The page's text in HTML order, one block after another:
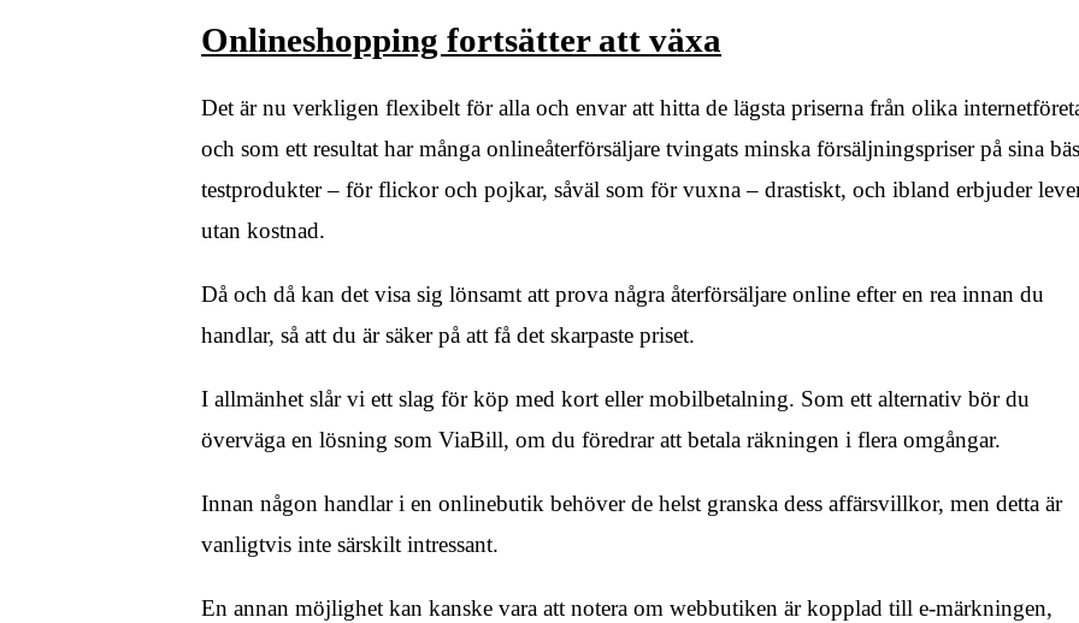
Onlineshopping fortsätter att växa
Det är nu verkligen flexibelt för alla och envar att hitta de lägsta priserna från olika
och som ett resultat har många onlineåterförsäljare tvingats minska försäljningspriser på sina
testprodukter – för flickor och pojkar, såväl som för vuxna – drastiskt, och ibland erbjuder
utan kostnad.
Då och då kan det visa sig lönsamt att prova några återförsäljare online efter en rea innan du
handlar, så att du är säker på att få det skarpaste priset.
I allmänhet slår vi ett slag för köp med kort eller mobilbetalning. Som ett alternativ bör du
överväga en lösning som ViaBill, om du föredrar att betala räkningen i flera omgångar.
Innan någon handlar i en onlinebutik behöver de helst granska dess affärsvillkor, men detta är
vanligtvis inte särskilt intressant.
En annan möjlighet kan kanske vara att notera om webbutiken är kopplad till e-märkningen,